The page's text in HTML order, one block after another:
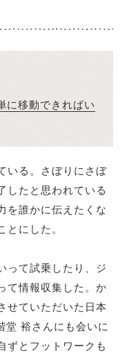
に移動できればい
いる。さぼりにさぼ
したと思われている
を誰かに伝えたくな
にした。
って試乗したり、ジ
て情報収集した。か
せていただいた日本
堂 裕さんにも会いに
ずとフットワークも